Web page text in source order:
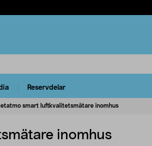
Reservdelar
smart luftkvalitetsmätare inomhus
inomhus